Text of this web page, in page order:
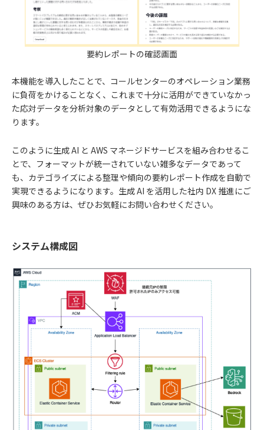
要約レポートの確認画面
本機能を導入したことで、コールセンターのオペレーション業務
に負荷をかけることなく、これまで十分に活用ができていなかっ
た応対データを分析対象のデータとして有効活用できるようにな
ります。
このように生成 AI と AWS マネージドサービスを組み合わせるこ
とで、フォーマットが統一されていない雑多なデータであって
も、カテゴライズによる整理や傾向の要約レポート作成を自動で
実現できるようになります。生成 AI を活用した社内 DX 推進にご
興味のある方は、ぜひお気軽にお問い合わせください。
システム構成図